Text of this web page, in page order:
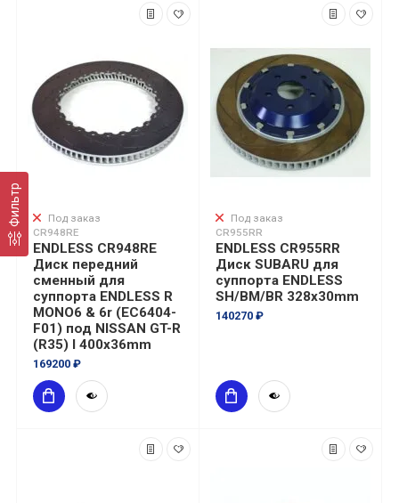
Фильтр
Под заказ
CR948RE
ENDLESS CR948RE
Диск передний
сменный для
суппорта ENDLESS R
MONO6 & 6r (EC6404-
F01) под NISSAN GT-R
(R35) I 400x36mm
169200 ₽
Под заказ
CR955RR
ENDLESS CR955RR
Диск SUBARU для
суппорта ENDLESS
SH/BM/BR 328x30mm
140270 ₽